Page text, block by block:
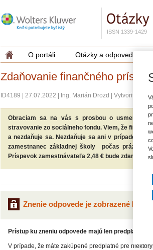
ISSN 1339-1429
O portáli Otázky a odpovede
Zdaňovanie finančného
ID4189 27.07.2022 Ing. Marián Drozd Vytvoriť
Obraciam sa na vás s prosbou o usmernenie
stravovanie zo sociálneho fondu. Viem, že
a nezdaňuje sa. Nezdaňuje sa ani v prípade, ak
zamestnanec základnej školy počas prázdnin
Príspevok zamestnávateľa 2,48 € bude zdanený a
Znenie odpovede je zobrazené len
Prístup ku zneniu odpovede majú len predplatitelia.
V prípade, že máte zakúpené predplatné pre